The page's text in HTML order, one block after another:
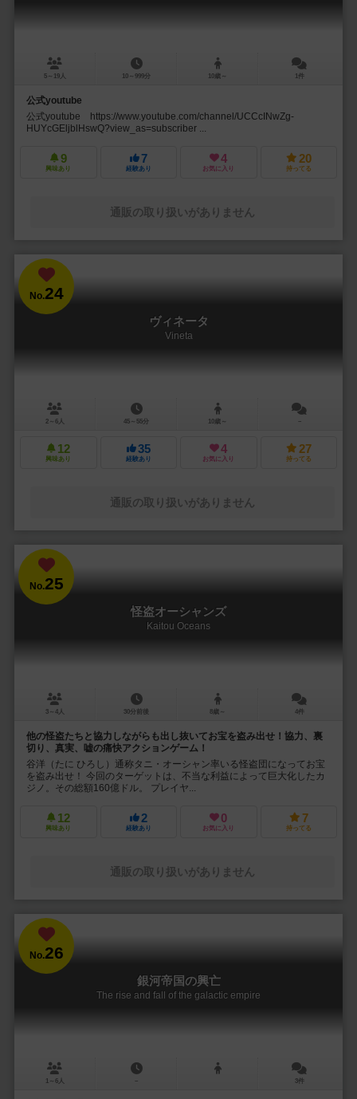
5～19人 10～999分 10歳～ 1件
公式youtube
公式youtube https://www.youtube.com/channel/UCCcINwZg-
HUYcGEljblHswQ?view_as=subscriber ...
9
興味あり
7
経験あり
4
お気に入り
20
持ってる
通販の取り扱いがありません
No.24
ヴィネータ
Vineta
2～6人 45～55分 10歳～ －
12
興味あり
35
経験あり
4
お気に入り
27
持ってる
通販の取り扱いがありません
No.25
怪盗オーシャンズ
Kaitou Oceans
3～4人 30分前後 8歳～ 4件
他の怪盗たちと協力しながらも出し抜いてお宝を盗み出せ！協力、裏
切り、真実、嘘の痛快アクションゲーム！
谷洋（たに ひろし）通称タニ・オーシャン率いる怪盗団になってお宝
を盗み出せ！ 今回のターゲットは、不当な利益によって巨大化したカ
ジノ。その総額160億ドル。 プレイヤ...
12
興味あり
2
経験あり
0
お気に入り
7
持ってる
通販の取り扱いがありません
No.26
銀河帝国の興亡
The rise and fall of the galactic empire
1～6人 － 3件